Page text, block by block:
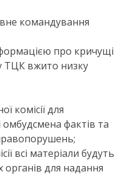
командування
про кричущі
ТЦК вжито низку
комісії для
омбудсмена фактів та
всі матеріали будуть
для надання